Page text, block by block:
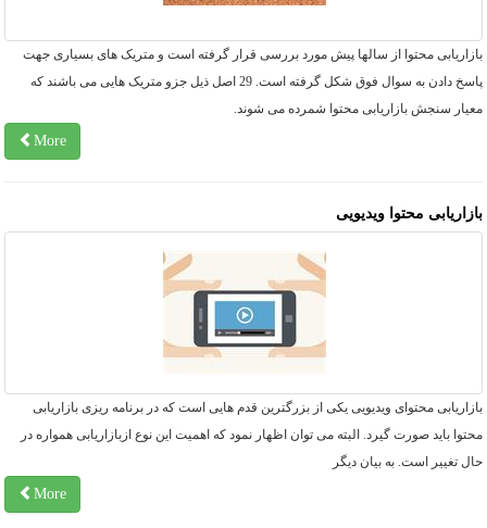
محتوا از سالها پیش مورد بررسی قرار گرفته است و متریک های بسیاری جهت
پاسخ دادن به سوال فوق شکل گرفته است. 29 اصل ذیل جزو متریک هایی می باشند که
سنجش بازاریابی محتوا شمرده می شوند.
More
محتوا ویدیویی
محتوای ویدیویی یکی از بزرگترین قدم هایی است که در برنامه ریزی بازاریابی
باید صورت گیرد. البته می توان اظهار نمود که اهمیت این نوع ازبازاریابی همواره در
تغییر است. به بیان دیگر
More